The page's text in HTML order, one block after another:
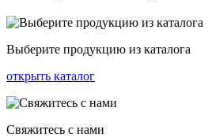
Выберите продукцию из каталога
открыть каталог
Свяжитесь с нами